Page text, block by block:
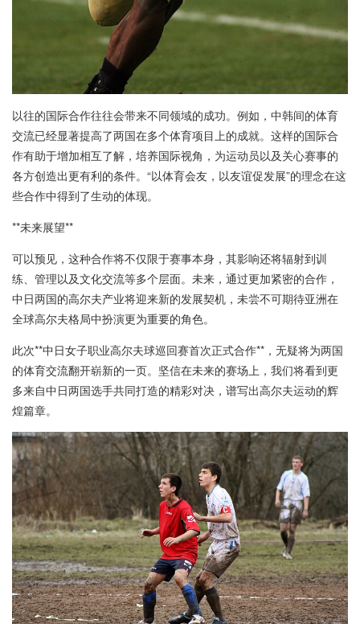
以往的国际合作往往会带来不同领域的成功。例如，中韩间的体育
交流已经显著提高了两国在多个体育项目上的成就。这样的国际合
作有助于增加相互了解，培养国际视角，为运动员以及关心赛事的
各方创造出更有利的条件。“以体育会友，以友谊促发展”的理念在这
些合作中得到了生动的体现。
**未来展望**
可以预见，这种合作将不仅限于赛事本身，其影响还将辐射到训
练、管理以及文化交流等多个层面。未来，通过更加紧密的合作，
中日两国的高尔夫产业将迎来新的发展契机，未尝不可期待亚洲在
全球高尔夫格局中扮演更为重要的角色。
此次**中日女子职业高尔夫球巡回赛首次正式合作**，无疑将为两国
的体育交流翻开崭新的一页。坚信在未来的赛场上，我们将看到更
多来自中日两国选手共同打造的精彩对决，谱写出高尔夫运动的辉
煌篇章。